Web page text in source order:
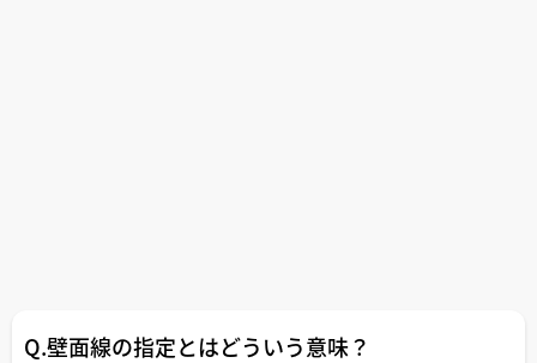
Q.壁面線の指定とはどういう意味？